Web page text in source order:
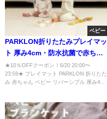
ベビー
PARKLON折りたたみプレイマッ
ト 厚み4cm・防水抗菌で赤ちゃ
んも安心
★10％OFFクーポン！6/20 20:00〜
23:59★ プレイマット PARKLON 折りたた
み 赤ちゃん ベビー リバーシブル 厚み4...